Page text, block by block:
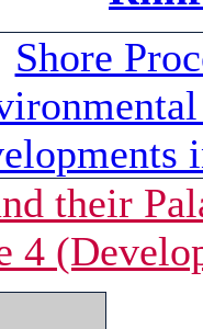
their
4